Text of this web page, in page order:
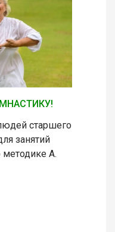
старшего
занятий
методике А.